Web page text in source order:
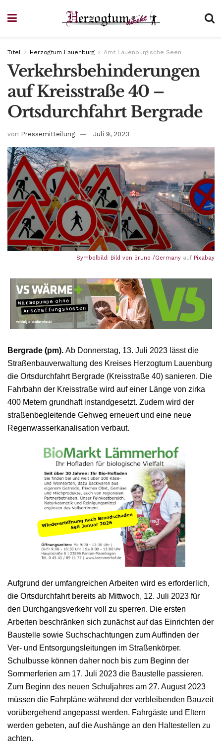
Titel Herzogtum Lauenburg Amt Lauenburgische Seen
Verkehrsbehinderungen
auf Kreisstraße 40 –
Ortsdurchfahrt Bergrade
von Pressemitteilung Juli 9, 2023
Symbolbild: Bild von Bruno /Germany auf Pixabay
Bergrade (pm). Ab Donnerstag, 13. Juli 2023 lässt die
Straßenbauverwaltung des Kreises Herzogtum Lauenburg
die Ortsdurchfahrt Bergrade (Kreisstraße 40) sanieren. Die
Fahrbahn der Kreisstraße wird auf einer Länge von zirka
400 Metern grundhaft instandgesetzt. Zudem wird der
straßenbegleitende Gehweg erneuert und eine neue
Regenwasserkanalisation verbaut.
Aufgrund der umfangreichen Arbeiten wird es erforderlich,
die Ortsdurchfahrt bereits ab Mittwoch, 12. Juli 2023 für
den Durchgangsverkehr voll zu sperren. Die ersten
Arbeiten beschränken sich zunächst auf das Einrichten der
Baustelle sowie Suchschachtungen zum Auffinden der
Ver- und Entsorgungsleitungen im Straßenkörper.
Schulbusse können daher noch bis zum Beginn der
Sommerferien am 17. Juli 2023 die Baustelle passieren.
Zum Beginn des neuen Schuljahres am 27. August 2023
müssen die Fahrpläne während der verbleibenden Bauzeit
vorübergehend angepasst werden. Fahrgäste und Eltern
werden gebeten, auf die Aushänge an den Haltestellen zu
achten.